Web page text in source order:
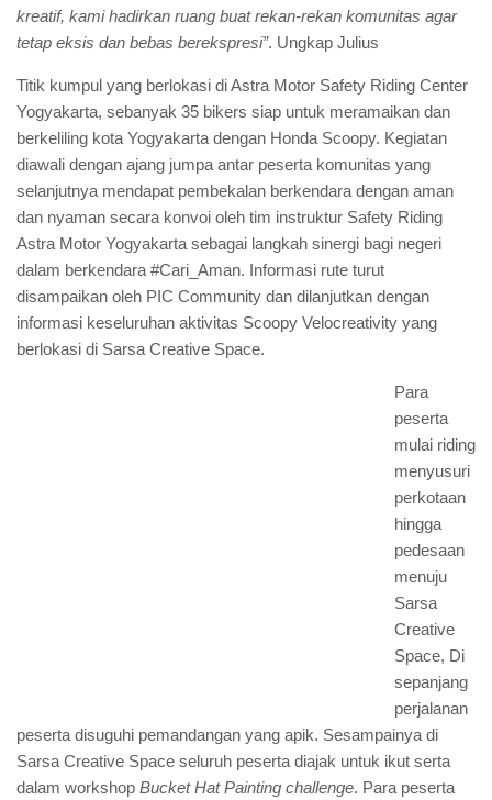
kreatif, kami hadirkan ruang buat rekan-rekan komunitas agar
tetap eksis dan bebas berekspresi”. Ungkap Julius
Titik kumpul yang berlokasi di Astra Motor Safety Riding Center
Yogyakarta, sebanyak 35 bikers siap untuk meramaikan dan
berkeliling kota Yogyakarta dengan Honda Scoopy. Kegiatan
diawali dengan ajang jumpa antar peserta komunitas yang
selanjutnya mendapat pembekalan berkendara dengan aman
dan nyaman secara konvoi oleh tim instruktur Safety Riding
Astra Motor Yogyakarta sebagai langkah sinergi bagi negeri
dalam berkendara #Cari_Aman. Informasi rute turut
disampaikan oleh PIC Community dan dilanjutkan dengan
informasi keseluruhan aktivitas Scoopy Velocreativity yang
berlokasi di Sarsa Creative Space.
Para
peserta
mulai riding
menyusuri
perkotaan
hingga
pedesaan
menuju
Sarsa
Creative
Space, Di
sepanjang
perjalanan
peserta disuguhi pemandangan yang apik. Sesampainya di
Sarsa Creative Space seluruh peserta diajak untuk ikut serta
dalam workshop Bucket Hat Painting challenge. Para peserta